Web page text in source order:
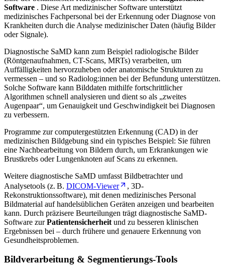
Software . Diese Art medizinischer Software unterstützt
medizinisches Fachpersonal bei der Erkennung oder Diagnose von
Krankheiten durch die Analyse medizinischer Daten (häufig Bilder
oder Signale).
Diagnostische SaMD kann zum Beispiel radiologische Bilder
(Röntgenaufnahmen, CT-Scans, MRTs) verarbeiten, um
Auffälligkeiten hervorzuheben oder anatomische Strukturen zu
vermessen – und so Radiolog:innen bei der Befundung unterstützen.
Solche Software kann Bilddaten mithilfe fortschrittlicher
Algorithmen schnell analysieren und dient so als „zweites
Augenpaar“, um Genauigkeit und Geschwindigkeit bei Diagnosen
zu verbessern.
Programme zur computergestützten Erkennung (CAD) in der
medizinischen Bildgebung sind ein typisches Beispiel: Sie führen
eine Nachbearbeitung von Bildern durch, um Erkrankungen wie
Brustkrebs oder Lungenknoten auf Scans zu erkennen.
Weitere diagnostische SaMD umfasst Bildbetrachter und
Analysetools (z. B. DICOM-Viewer
, 3D-
Rekonstruktionssoftware), mit denen medizinisches Personal
Bildmaterial auf handelsüblichen Geräten anzeigen und bearbeiten
kann. Durch präzisere Beurteilungen trägt diagnostische SaMD-
Software zurPatientensicherheit und zu besseren klinischen
Ergebnissen bei – durch frühere und genauere Erkennung von
Gesundheitsproblemen.
Bildverarbeitung & Segmentierungs-Tools